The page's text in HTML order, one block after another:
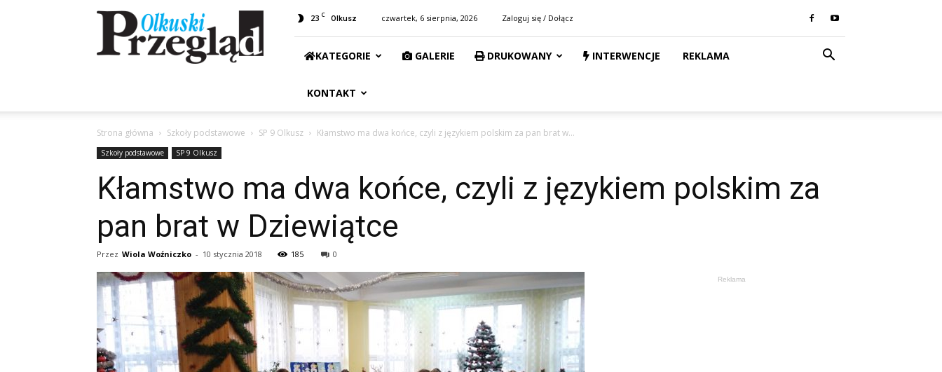
Przegląd
Olkuski
23 C Olkusz czwartek, 6 sierpnia, 2026 Zaloguj się / Dołącz
KATEGORIE GALERIE DRUKOWANY INTERWENCJE REKLAMA
KONTAKT
Strona główna Szkoły podstawowe SP 9 Olkusz Kłamstwo ma dwa końce, czyli z językiem polskim za pan brat w...
Szkoły podstawowe SP 9 Olkusz
Kłamstwo ma dwa końce, czyli z językiem polskim za
pan brat w Dziewiątce
Przez Wiola Woźniczko - 10 stycznia 2018 185 0
Reklama